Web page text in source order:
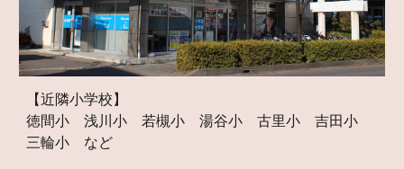
【近隣小学校】
徳間小 浅川小 若槻小 湯谷小 古里小 吉田小
三輪小 など